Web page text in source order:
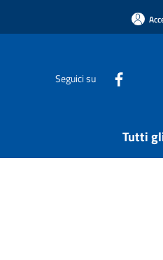
Seguici su
Tutti